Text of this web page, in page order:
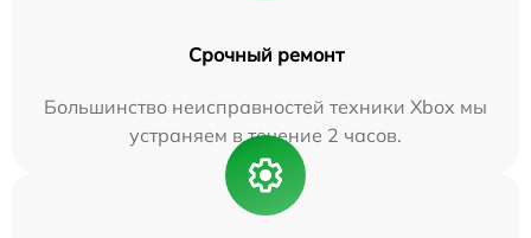
Срочный ремонт
Большинство неисправностей техники Xbox мы
устраняем в течение 2 часов.